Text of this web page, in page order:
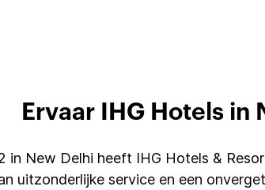
Ervaar IHG Hotels in
in New Delhi heeft IHG Hotels &
uitzonderlijke service en een